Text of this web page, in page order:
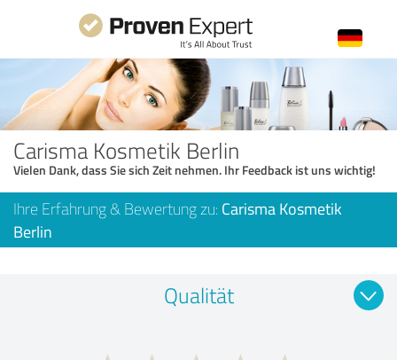
Carisma Kosmetik Berlin
Vielen Dank, dass Sie sich Zeit nehmen. Ihr Feedback ist uns wichtig!
Ihre Erfahrung & Bewertung zu: Carisma Kosmetik
Berlin
Qualität